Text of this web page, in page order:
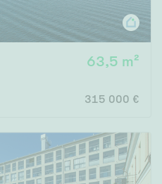
63,5 m²
315 000 €